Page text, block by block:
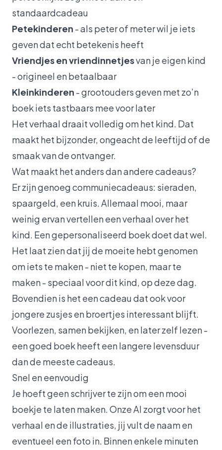
standaardcadeau
Petekinderen - als peter of meter wil je iets
geven dat echt betekenis heeft
Vriendjes en vriendinnetjesvan je eigen kind
- origineel en betaalbaar
Kleinkinderen - grootouders geven met zo’n
boek iets tastbaars mee voor later
Het verhaal draait volledig om het kind. Dat
maakt het bijzonder, ongeacht de leeftijd of de
smaak van de ontvanger.
Wat maakt het anders dan andere cadeaus?
Er zijn genoeg communiecadeaus: sieraden,
spaargeld, een kruis. Allemaal mooi, maar
weinig ervan vertellen een verhaal over het
kind. Een gepersonaliseerd boek doet dat wel.
Het laat zien dat jij de moeite hebt genomen
om iets te maken - niet te kopen, maar te
maken - speciaal voor dit kind, op deze dag.
Bovendien is het een cadeau dat ook voor
jongere zusjes en broertjes interessant blijft.
Voorlezen, samen bekijken, en later zelf lezen -
een goed boek heeft een langere levensduur
dan de meeste cadeaus.
Snel en eenvoudig
Je hoeft geen schrijver te zijn om een mooi
boekje te laten maken. Onze AI zorgt voor het
verhaal en de illustraties, jij vult de naam en
eventueel een foto in. Binnen enkele minuten